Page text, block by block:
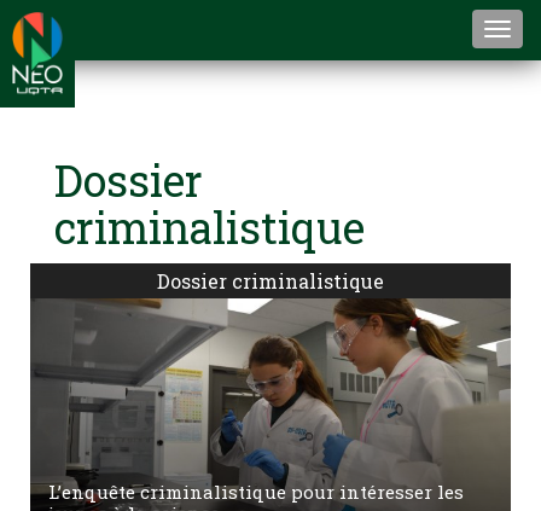
Dossier
criminalistique
Dossier criminalistique
L’enquête criminalistique pour intéresser les